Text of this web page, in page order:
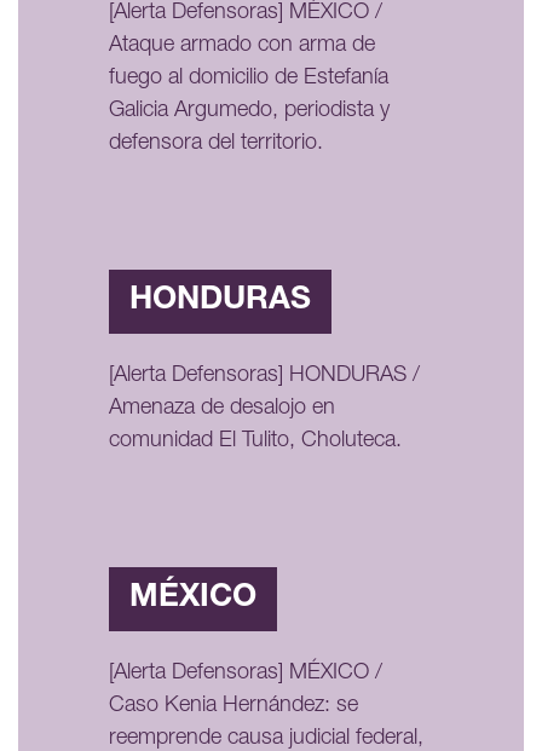
[Alerta Defensoras] MÉXICO /
Ataque armado con arma de
fuego al domicilio de Estefanía
Galicia Argumedo, periodista y
defensora del territorio.
HONDURAS
[Alerta Defensoras] HONDURAS /
Amenaza de desalojo en
comunidad El Tulito, Choluteca.
MÉXICO
[Alerta Defensoras] MÉXICO /
Caso Kenia Hernández: se
reemprende causa judicial federal,